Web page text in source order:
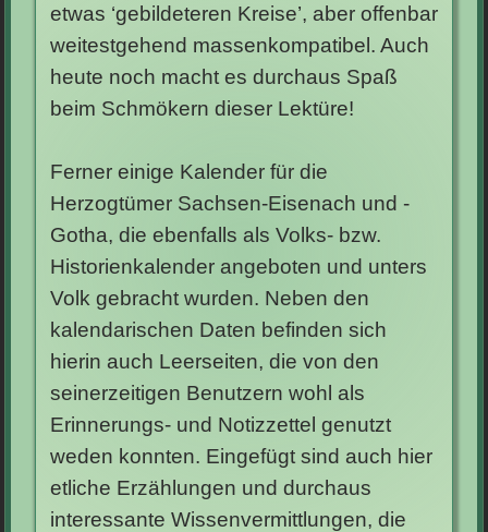
etwas ‘gebildeteren Kreise’, aber offenbar
weitestgehend massenkompatibel. Auch
heute noch macht es durchaus Spaß
beim Schmökern dieser Lektüre!
Ferner einige Kalender für die
Herzogtümer Sachsen-Eisenach und -
Gotha, die ebenfalls als Volks- bzw.
Historienkalender angeboten und unters
Volk gebracht wurden. Neben den
kalendarischen Daten befinden sich
hierin auch Leerseiten, die von den
seinerzeitigen Benutzern wohl als
Erinnerungs- und Notizzettel genutzt
weden konnten. Eingefügt sind auch hier
etliche Erzählungen und durchaus
interessante Wissenvermittlungen, die